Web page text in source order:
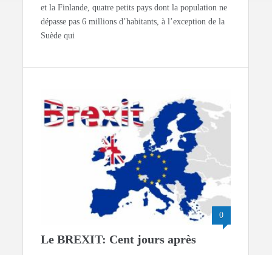
et la Finlande, quatre petits pays dont la population ne
dépasse pas 6 millions d’habitants, à l’exception de la
Suède qui
0
Le BREXIT: Cent jours après